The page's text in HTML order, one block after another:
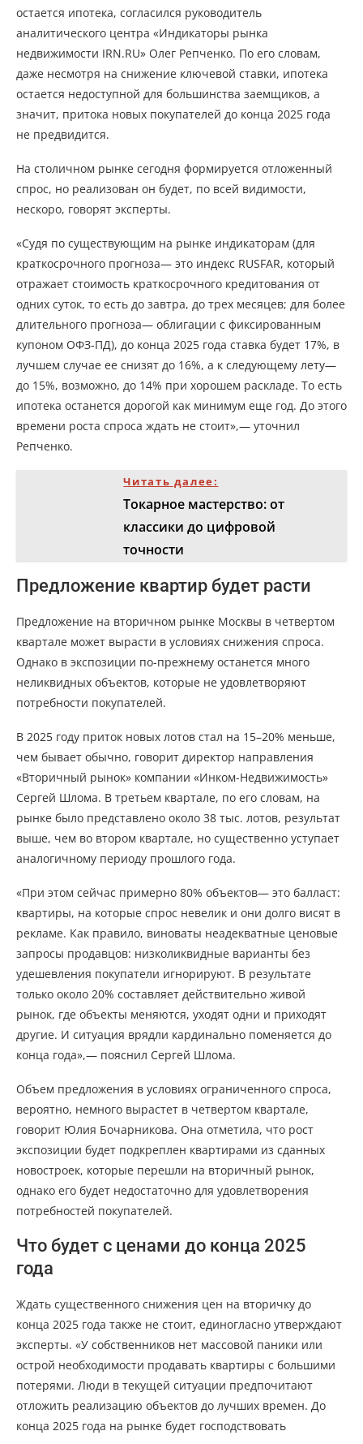
остается ипотека, согласился руководитель
аналитического центра «Индикаторы рынка
недвижимости IRN.RU» Олег Репченко. По его словам,
даже несмотря на снижение ключевой ставки, ипотека
остается недоступной для большинства заемщиков, а
значит, притока новых покупателей до конца 2025 года
не предвидится.
На столичном рынке сегодня формируется отложенный
спрос, но реализован он будет, по всей видимости,
нескоро, говорят эксперты.
«Судя по существующим на рынке индикаторам (для
краткосрочного прогноза— это индекс RUSFAR, который
отражает стоимость краткосрочного кредитования от
одних суток, то есть до завтра, до трех месяцев; для более
длительного прогноза— облигации с фиксированным
купоном ОФЗ-ПД), до конца 2025 года ставка будет 17%, в
лучшем случае ее снизят до 16%, а к следующему лету—
до 15%, возможно, до 14% при хорошем раскладе. То есть
ипотека останется дорогой как минимум еще год. До этого
времени роста спроса ждать не стоит»,— уточнил
Репченко.
Читать далее:
Токарное мастерство: от
классики до цифровой
точности
Предложение квартир будет расти
Предложение на вторичном рынке Москвы в четвертом
квартале может вырасти в условиях снижения спроса.
Однако в экспозиции по-прежнему останется много
неликвидных объектов, которые не удовлетворяют
потребности покупателей.
В 2025 году приток новых лотов стал на 15–20% меньше,
чем бывает обычно, говорит директор направления
«Вторичный рынок» компании «Инком-Недвижимость»
Сергей Шлома. В третьем квартале, по его словам, на
рынке было представлено около 38 тыс. лотов, результат
выше, чем во втором квартале, но существенно уступает
аналогичному периоду прошлого года.
«При этом сейчас примерно 80% объектов— это балласт:
квартиры, на которые спрос невелик и они долго висят в
рекламе. Как правило, виноваты неадекватные ценовые
запросы продавцов: низколиквидные варианты без
удешевления покупатели игнорируют. В результате
только около 20% составляет действительно живой
рынок, где объекты меняются, уходят одни и приходят
другие. И ситуация врядли кардинально поменяется до
конца года»,— пояснил Сергей Шлома.
Объем предложения в условиях ограниченного спроса,
вероятно, немного вырастет в четвертом квартале,
говорит Юлия Бочарникова. Она отметила, что рост
экспозиции будет подкреплен квартирами из сданных
новостроек, которые перешли на вторичный рынок,
однако его будет недостаточно для удовлетворения
потребностей покупателей.
Что будет с ценами до конца 2025
года
Ждать существенного снижения цен на вторичку до
конца 2025 года также не стоит, единогласно утверждают
эксперты. «У собственников нет массовой паники или
острой необходимости продавать квартиры с большими
потерями. Люди в текущей ситуации предпочитают
отложить реализацию объектов до лучших времен. До
конца 2025 года на рынке будет господствовать